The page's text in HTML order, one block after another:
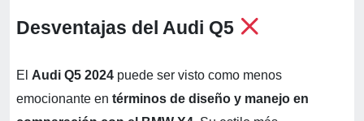
Desventajas del Audi Q5
El Audi Q5 2024 puede ser visto como menos
emocionante en términos de diseño y manejo en